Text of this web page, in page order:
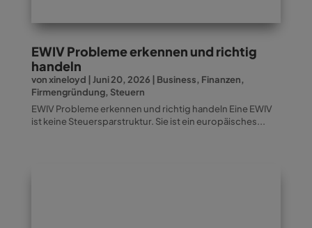
EWIV Probleme erkennen und richtig
handeln
vonxineloyd Juni 20, 2026 Business, Finanzen,
Firmengründung, Steuern
EWIV Probleme erkennen und richtig handeln Eine EWIV
ist keine Steuersparstruktur. Sie ist ein europäisches...